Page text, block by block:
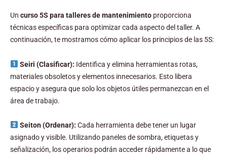
Un curso 5S para talleres de mantenimiento proporciona
técnicas específicas para optimizar cada aspecto del taller. A
continuación, te mostramos cómo aplicar los principios de las 5S:
Seiri (Clasificar): Identifica y elimina herramientas rotas,
materiales obsoletos y elementos innecesarios. Esto libera
espacio y asegura que solo los objetos útiles permanezcan en el
área de trabajo.
Seiton (Ordenar): Cada herramienta debe tener un lugar
asignado y visible. Utilizando paneles de sombra, etiquetas y
señalización, los operarios podrán acceder rápidamente a lo que